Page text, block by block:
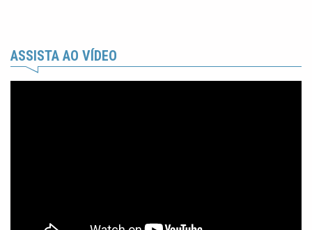
ASSISTA AO VÍDEO